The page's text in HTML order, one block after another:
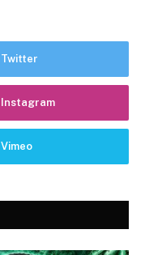
Twitter
Instagram
Vimeo